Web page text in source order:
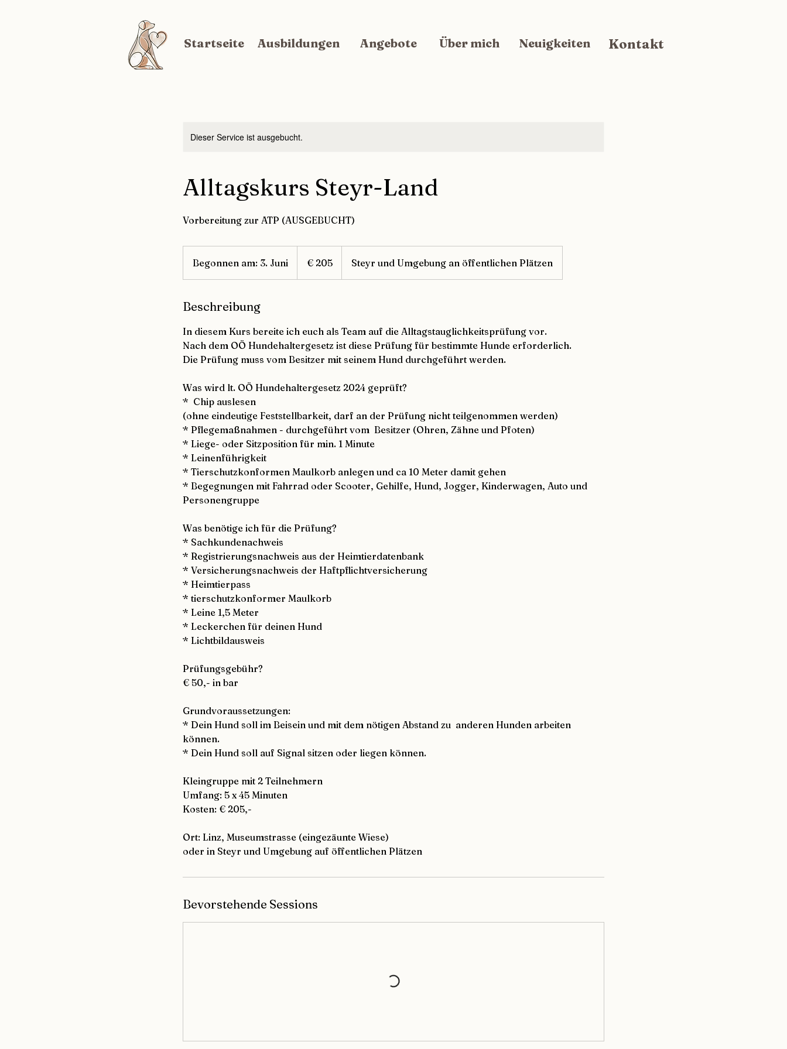
Startseite Ausbildungen Angebote Über mich Neuigkeiten Kontakt
Dieser Service ist ausgebucht.
Alltagskurs Steyr-Land
Vorbereitung zur ATP (AUSGEBUCHT)
Begonnen am: 3. Juni
e
n
e
n
m
3
.
J
n
i
€ 205 Steyr und Umgebung an öffentlichen Plätzen
Beschreibung
In diesem Kurs bereite ich euch als Team auf die Alltagstauglichkeitsprüfung vor.
Nach dem OÖ Hundehaltergesetz ist diese Prüfung für bestimmte Hunde erforderlich.
Die Prüfung muss vom Besitzer mit seinem Hund durchgeführt werden.
​Was wird lt. OÖ Hundehaltergesetz 2024 geprüft?
* Chip auslesen
(ohne eindeutige Feststellbarkeit, darf an der Prüfung nicht teilgenommen werden)
* Pflegemaßnahmen - durchgeführt vom Besitzer (Ohren, Zähne und Pfoten)
* Liege- oder Sitzposition für min. 1 Minute
* Leinenführigkeit
* Tierschutzkonformen Maulkorb anlegen und ca 10 Meter damit gehen
* Begegnungen mit Fahrrad oder Scooter, Gehilfe, Hund, Jogger, Kinderwagen, Auto und
Personengruppe
Was benötige ich für die Prüfung?
* Sachkundenachweis
* Registrierungsnachweis aus der Heimtierdatenbank
* Versicherungsnachweis der Haftpflichtversicherung
* Heimtierpass
* tierschutzkonformer Maulkorb
* Leine 1,5 Meter
* Leckerchen für deinen Hund
* Lichtbildausweis
Prüfungsgebühr?
€ 50,- in bar
Grundvoraussetzungen:
* Dein Hund soll im Beisein und mit dem nötigen Abstand zu anderen Hunden arbeiten
können.
* Dein Hund soll auf Signal sitzen oder liegen können.
Kleingruppe mit 2 Teilnehmern
Umfang: 5 x 45 Minuten
Kosten: € 205,-
Ort: Linz, Museumstrasse (eingezäunte Wiese)
oder in Steyr und Umgebung auf öffentlichen Plätzen
Bevorstehende Sessions